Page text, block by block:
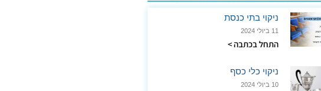
ניקוי בתי כנסת
11 ביולי 2024
התחל בכתבה >
ניקוי כלי כסף
10 ביולי 2024